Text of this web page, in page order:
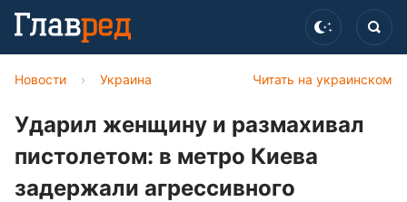
Читать на украинском
Новости › Украина
Ударил женщину и размахивал
пистолетом: в метро Киева
задержали агрессивного